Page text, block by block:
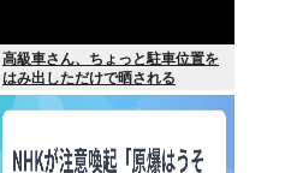
高級車さん、ちょっと駐車位置を
はみ出しただけで晒される
wwwWwwWWw